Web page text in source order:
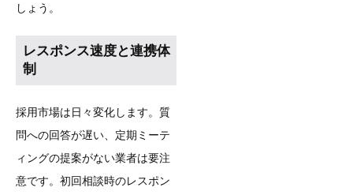
しょう。
レスポンス速度と連携体
制
採用市場は日々変化します。質
問への回答が遅い、定期ミーテ
ィングの提案がない業者は要注
意です。初回相談時のレスポン